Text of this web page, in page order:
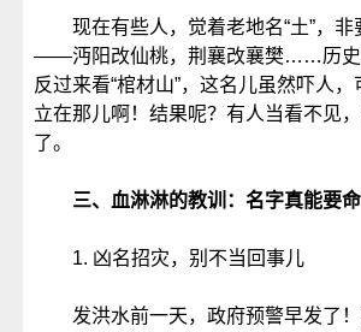
现在有些人，觉着老地名“土”，非
——沔阳改仙桃，荆襄改襄樊……历史
反过来看“棺材山”，这名儿虽然吓人
立在那儿啊！结果呢？有人当看不见
了。
三、血淋淋的教训：名字真能要命
1. 凶名招灾，别不当回事儿
发洪水前一天，政府预警早发了！